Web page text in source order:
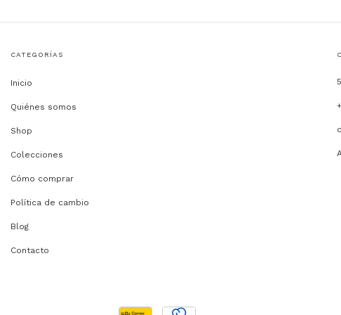
CATEGORÍAS
Inicio
Quiénes somos
Shop
Colecciones
Cómo comprar
Política de cambio
Blog
Contacto